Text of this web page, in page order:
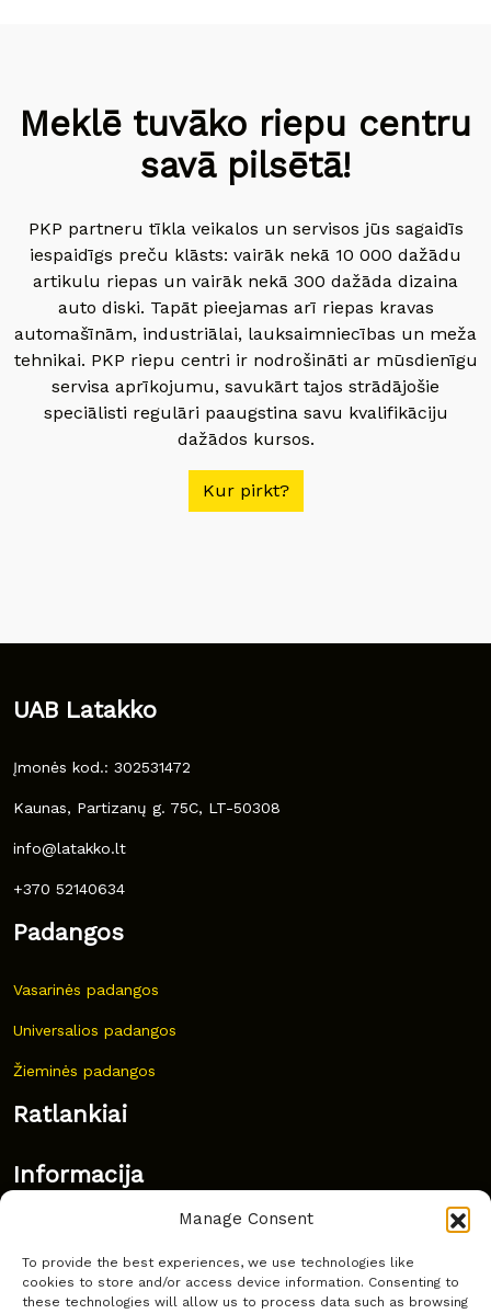
Manage Consent
To provide the best experiences, we use technologies like
cookies to store and/or access device information. Consenting to
these technologies will allow us to process data such as browsing
Meklē tuvāko riepu centru
savā pilsētā!
PKP partneru tīkla veikalos un servisos jūs sagaidīs
iespaidīgs preču klāsts: vairāk nekā 10 000 dažādu
artikulu riepas un vairāk nekā 300 dažāda dizaina
auto diski. Tapāt pieejamas arī riepas kravas
automašīnām, industriālai, lauksaimniecības un meža
tehnikai. PKP riepu centri ir nodrošināti ar mūsdienīgu
servisa aprīkojumu, savukārt tajos strādājošie
speciālisti regulāri paaugstina savu kvalifikāciju
dažādos kursos.
Kur pirkt?
UAB Latakko
Įmonės kod.: 302531472
Kaunas, Partizanų g. 75C, LT-50308
info@latakko.lt
+370 52140634
Padangos
Vasarinės padangos
Universalios padangos
Žieminės padangos
Ratlankiai
Informacija
Dažnai užduodami klausimai